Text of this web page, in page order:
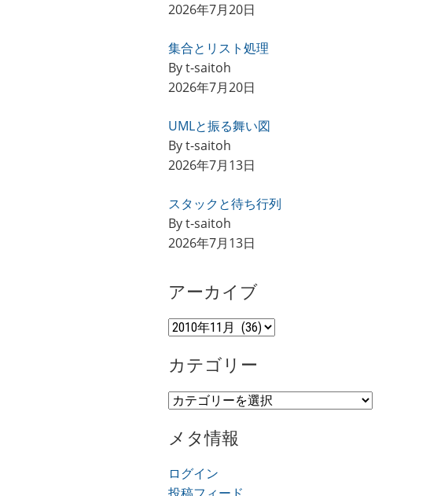
2026年7月20日
集合とリスト処理
By t-saitoh
2026年7月20日
UMLと振る舞い図
By t-saitoh
2026年7月13日
スタックと待ち行列
By t-saitoh
2026年7月13日
アーカイブ
ア
カ
ブ
カテゴリー
カ
ゴ
ー
メタ情報
ログイン